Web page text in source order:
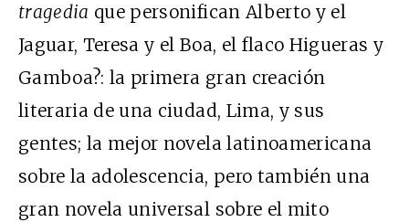
tragedia que personifican Alberto y el
Jaguar, Teresa y el Boa, el flaco Higueras y
Gamboa?: la primera gran creación
literaria de una ciudad, Lima, y sus
gentes; la mejor novela latinoamericana
sobre la adolescencia, pero también una
gran novela universal sobre el mito